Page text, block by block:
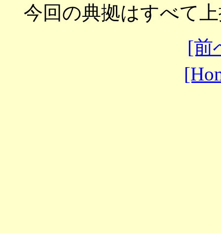
今回の典拠はすべて
[前